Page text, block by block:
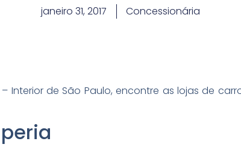
janeiro 31, 2017 Concessionária
Interior de São Paulo, encontre as lojas de